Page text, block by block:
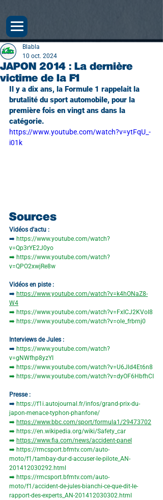
JAPON 2014 : La dernière
victime de la F1
Blabla
10 oct. 2024
Il y a dix ans, la Formule 1 rappelait la
brutalité du sport automobile, pour la
première fois en vingt ans dans la
catégorie.
https://www.youtube.com/watch?v=ytFqU_-
i01k
Sources
Vidéos d'actu :
➡️ https://www.youtube.com/watch?
v=Qp3rYE2J0yo
➡️ https://www.youtube.com/watch?
v=QPO2xwjRe8w
Vidéos en piste :
➡️ https://www.youtube.com/watch?v=k4hONaZ8-
W4
➡️ https://www.youtube.com/watch?v=FxICJ2KVoI8
➡️ https://www.youtube.com/watch?v=ole_frbrnj0
Interviews de Jules :
➡️ https://www.youtube.com/watch?
v=gNWfhp8yzYI
➡️ https://www.youtube.com/watch?v=U6Jld4Et6n8
➡️ https://www.youtube.com/watch?v=dyOF6HbfhCI
Presse :
➡️ https://f1i.autojournal.fr/infos/grand-prix-du-
japon-menace-typhon-phanfone/
➡️ https://www.bbc.com/sport/formula1/29473702
➡️ https://en.wikipedia.org/wiki/Safety_car
➡️ https://www.fia.com/news/accident-panel
➡️ https://rmcsport.bfmtv.com/auto-
moto/f1/tambay-dur-d-accuser-le-pilote_AN-
201412030292.html
➡️ https://rmcsport.bfmtv.com/auto-
moto/f1/accident-de-jules-bianchi-ce-que-dit-le-
rapport-des-experts_AN-201412030302.html